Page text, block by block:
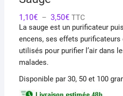
1,10€ – 3,50€Plage
de
prix :
1,10€
à
3,50€
TTC
La sauge est un purificateur
encens, ses effets
utilisés pour purifier l’air dans
malades.
Disponible par 30, 50 et 100